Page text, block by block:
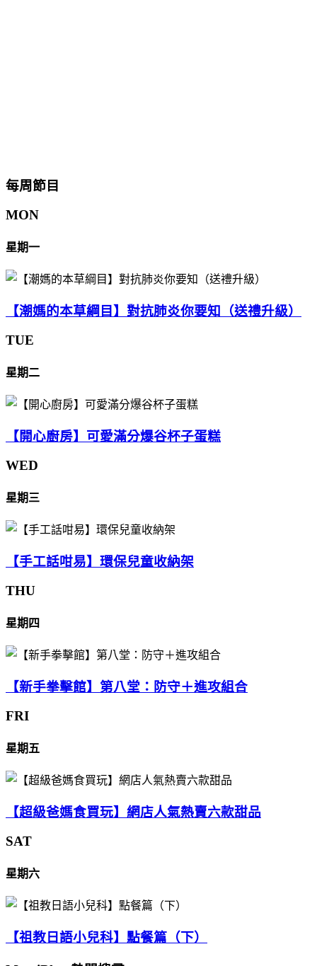
每周節目
MON
星期一
【潮媽的本草綱目】對抗肺炎你要知（送禮升級）
TUE
星期二
【開心廚房】可愛滿分爆谷杯子蛋糕
WED
星期三
【手工話咁易】環保兒童收納架
THU
星期四
【新手拳擊館】第八堂：防守＋進攻組合
FRI
星期五
【超級爸媽食買玩】網店人氣熱賣六款甜品
SAT
星期六
【祖教日語小兒科】點餐篇（下）